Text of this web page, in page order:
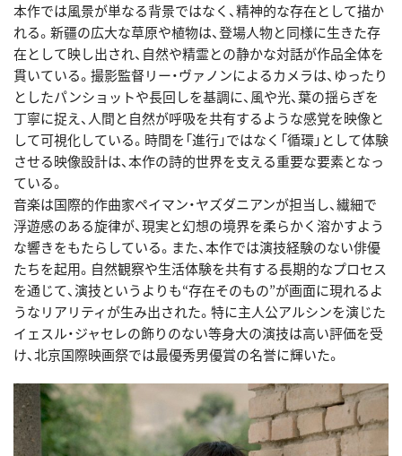
本作では風景が単なる背景ではなく、精神的な存在として描か
れる。新疆の広大な草原や植物は、登場人物と同様に生きた存
在として映し出され、自然や精霊との静かな対話が作品全体を
貫いている。撮影監督リー・ヴァノンによるカメラは、ゆったり
としたパンショットや長回しを基調に、風や光、葉の揺らぎを
丁寧に捉え、人間と自然が呼吸を共有するような感覚を映像と
して可視化している。時間を「進行」ではなく「循環」として体験
させる映像設計は、本作の詩的世界を支える重要な要素となっ
ている。
音楽は国際的作曲家ペイマン・ヤズダニアンが担当し、繊細で
浮遊感のある旋律が、現実と幻想の境界を柔らかく溶かすよう
な響きをもたらしている。また、本作では演技経験のない俳優
たちを起用。自然観察や生活体験を共有する長期的なプロセス
を通じて、演技というよりも“存在そのもの”が画面に現れるよ
うなリアリティが生み出された。特に主人公アルシンを演じた
イェスル・ジャセレの飾りのない等身大の演技は高い評価を受
け、北京国際映画祭では最優秀男優賞の名誉に輝いた。